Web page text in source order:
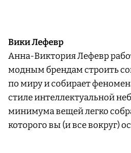
Вики Лефевр
Анна-Виктория Лефевр
модным брендам строить
по миру и собирает
стиле интеллектуальной
минимума вещей легко
которого вы (и все вокруг)